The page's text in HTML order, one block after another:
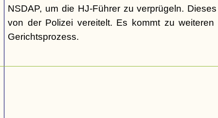
NSDAP, um die HJ-Führer zu verprügeln.
von der Polizei vereitelt. Es kommt zu weiteren
Gerichtsprozess.